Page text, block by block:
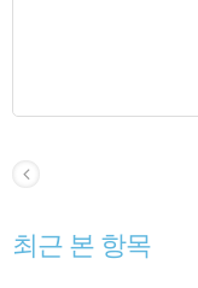
최근 본 항목